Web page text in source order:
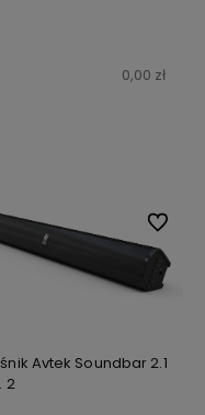
0,00 zł
Avtek Soundbar 2.1
2
Do
Do